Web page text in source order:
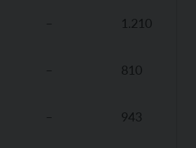
– 1.210
– 810
– 943